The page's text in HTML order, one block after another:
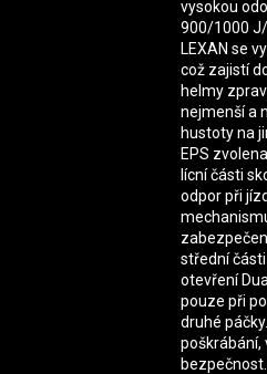
vysokou
900/1000
LEXAN se
což zajistí
helmy
nejmenší a
hustoty na
EPS
lícní části
odpor při
střední
otevření
pouze při
druhé
poškrábání,